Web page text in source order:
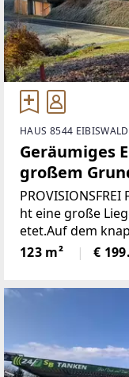
HAUS 8544 EIBISWALD
Geräumiges
großem
ht eine große
etet.Auf dem
findet sich ein
zwei getrennten
t angrenzendem
tück wurde neu
eingetragen.*
bewilligt* Neuer
uer
123 m² €